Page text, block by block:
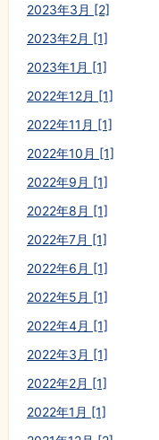
2023年3月 [2]
2023年2月 [1]
2023年1月 [1]
2022年12月 [1]
2022年11月 [1]
2022年10月 [1]
2022年9月 [1]
2022年8月 [1]
2022年7月 [1]
2022年6月 [1]
2022年5月 [1]
2022年4月 [1]
2022年3月 [1]
2022年2月 [1]
2022年1月 [1]